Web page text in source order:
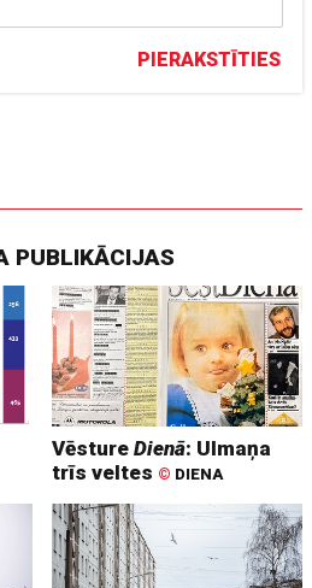
PIERAKSTĪTIES
PUBLIKĀCIJAS
VēstureDienā: Ulmaņa
trīs veltes © DIENA